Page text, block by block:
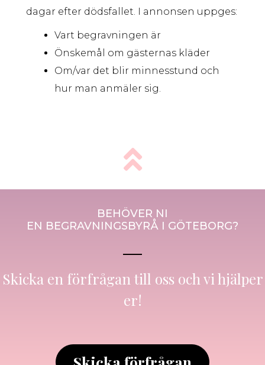
dagar efter dödsfallet. I annonsen uppges:
Vart begravningen är
Önskemål om gästernas kläder
Om/var det blir minnesstund och
hur man anmäler sig.
BEHÖVER NI
EN BEGRAVNINGSBYRÅ I GÖTEBORG?
Skicka en förfrågan till oss och vi hjälper
er!